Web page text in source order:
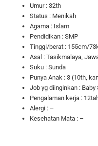
Umur : 32th
Status : Menikah
Agama : Islam
Pendidikan : SMP
Tinggi/berat : 155cm/
Asal : Tasikmalaya,
Suku : Sunda
Punya Anak : 3 (10th,
Job yg diinginkan : Baby
Pengalaman kerja :
Alergi : –
Kesehatan Mata : –